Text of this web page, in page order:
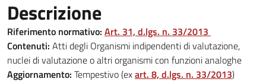
Descrizione
Riferimento normativo: Art. 31, d.lgs. n. 33/2013
Contenuti: Atti degli Organismi indipendenti di valutazione,
nuclei di valutazione o altri organismi con funzioni analoghe
Aggiornamento: Tempestivo (exart. 8, d.lgs. n. 33/2013)